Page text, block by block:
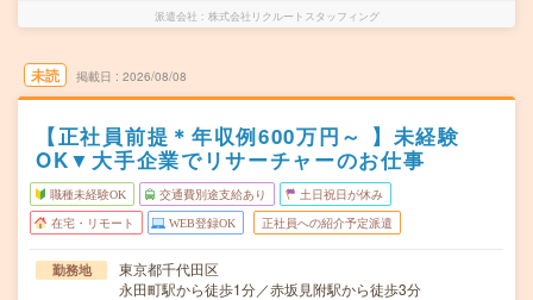
派遣会社 株式会社リクルートスタッフィング
未読 掲載日 2026/08/08
【正社員前提＊年収例600万円～ 】未経験
OK▼大手企業でリサーチャーのお仕事
職種未経験OK 交通費別途支給あり 土日祝日が休み
在宅・リモート WEB登録OK 正社員への紹介予定派遣
勤務地
東京都千代田区
永田町駅から徒歩1分／赤坂見附駅から徒歩3分